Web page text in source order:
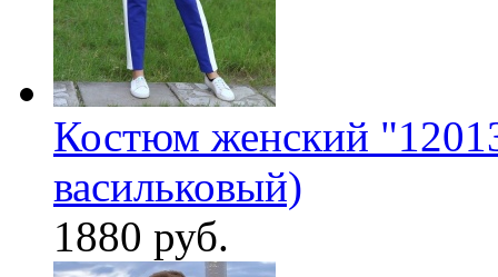
Костюм женский
васильковый)
1880 руб.